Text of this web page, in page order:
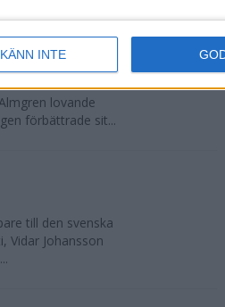
INTE
13-21
lovande
förbättrade sit...
till den svenska
Vidar Johansson